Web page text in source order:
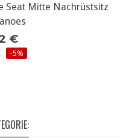
Seat Mitte Nachrüstsitz
€
-5%